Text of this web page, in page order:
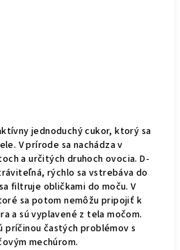
jednoduchý cukor, ktorý sa
V prírode sa nachádza v
a určitých druhoch ovocia. D-
rýchlo sa vstrebáva do
filtruje obličkami do moču. V
sa potom nemôžu pripojiť k
a sú vyplavené z tela močom.
príčinou častých problémov s
mechúrom.